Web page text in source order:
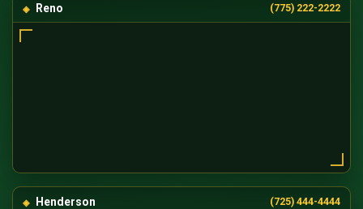
Reno (775) 222-2222
Henderson (725) 444-4444